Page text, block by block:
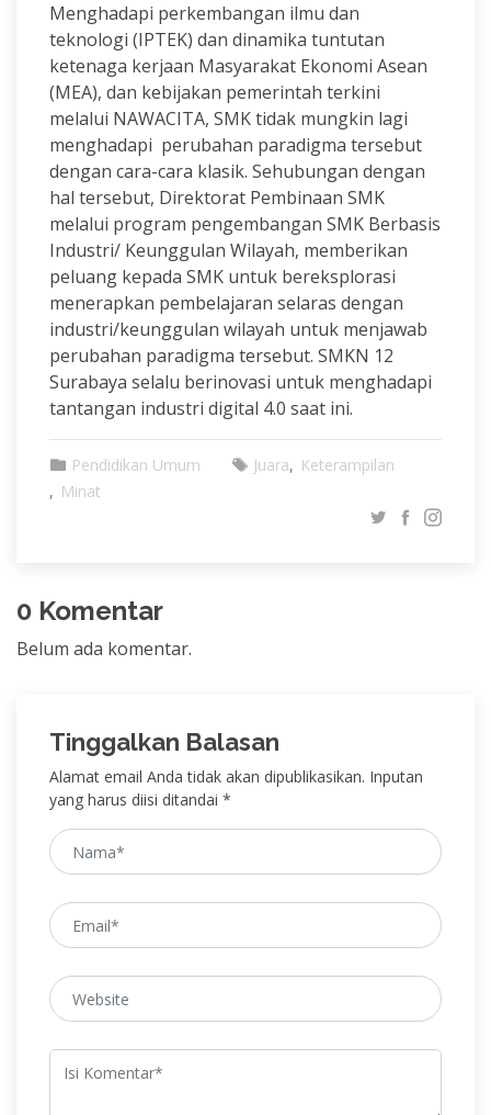
Menghadapi perkembangan ilmu dan
teknologi (IPTEK) dan dinamika tuntutan
ketenaga kerjaan Masyarakat Ekonomi Asean
(MEA), dan kebijakan pemerintah terkini
melalui NAWACITA, SMK tidak mungkin lagi
menghadapi perubahan paradigma tersebut
dengan cara-cara klasik. Sehubungan dengan
hal tersebut, Direktorat Pembinaan SMK
melalui program pengembangan SMK Berbasis
Industri/ Keunggulan Wilayah, memberikan
peluang kepada SMK untuk bereksplorasi
menerapkan pembelajaran selaras dengan
industri/keunggulan wilayah untuk menjawab
perubahan paradigma tersebut. SMKN 12
Surabaya selalu berinovasi untuk menghadapi
tantangan industri digital 4.0 saat ini.
Pendidikan Umum Juara
Keterampilan
Minat
0 Komentar
Belum ada komentar.
Tinggalkan Balasan
Alamat email Anda tidak akan dipublikasikan. Inputan
yang harus diisi ditandai *